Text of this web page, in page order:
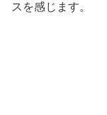
スを感じます。